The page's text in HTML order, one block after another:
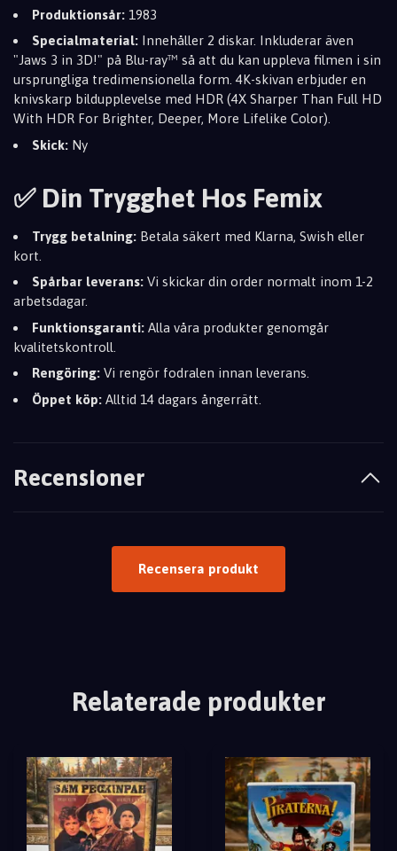
Produktionsår: 1983
Specialmaterial: Innehåller 2 diskar. Inkluderar även
"Jaws 3 in 3D!" på Blu-ray™ så att du kan uppleva filmen i sin
ursprungliga tredimensionella form. 4K-skivan erbjuder en
knivskarp bildupplevelse med HDR (4X Sharper Than Full HD
With HDR For Brighter, Deeper, More Lifelike Color).
Skick: Ny
✅ Din Trygghet Hos Femix
Trygg betalning: Betala säkert med Klarna, Swish eller
kort.
Spårbar leverans: Vi skickar din order normalt inom 1-2
arbetsdagar.
Funktionsgaranti: Alla våra produkter genomgår
kvalitetskontroll.
Rengöring: Vi rengör fodralen innan leverans.
Öppet köp: Alltid 14 dagars ångerrätt.
Recensioner
Recensera produkt
Relaterade produkter